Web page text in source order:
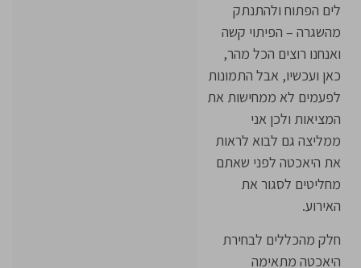
לים הפתוח ולהתנתק
מהשגרה – הפיתוי קשה
ואנחנו רוצים הכל מהר,
כאן ועכשיו, אבל התמונות
לפעמים לא ממחישות את
המציאות ולכן אני
ממליצה גם לבוא לראות
את היאכטה לפני שאתם
מחליטים לסגור את
האירוע.
חלק מהכללים לבחירת
היאכטה מתאימה